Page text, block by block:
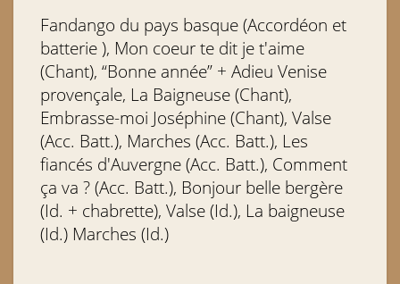
Fandango du pays basque (Accordéon et
batterie ), Mon coeur te dit je t'aime
(Chant), “Bonne année” + Adieu Venise
provençale, La Baigneuse (Chant),
Embrasse-moi Joséphine (Chant), Valse
(Acc. Batt.), Marches (Acc. Batt.), Les
fiancés d'Auvergne (Acc. Batt.), Comment
ça va ? (Acc. Batt.), Bonjour belle bergère
(Id. + chabrette), Valse (Id.), La baigneuse
(Id.) Marches (Id.)